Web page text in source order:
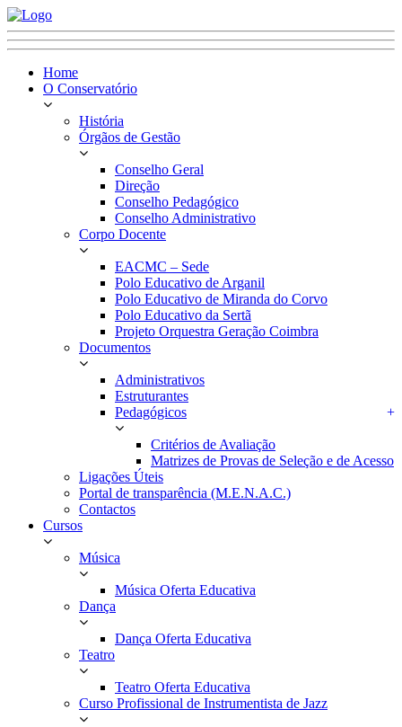
Home
O Conservatório
História
Órgãos de Gestão
Conselho Geral
Direção
Conselho Pedagógico
Conselho Administrativo
Corpo Docente
EACMC – Sede
Polo Educativo de Arganil
Polo Educativo de Miranda do Corvo
Polo Educativo da Sertã
Projeto Orquestra Geração Coimbra
Documentos
Administrativos
Estruturantes
Pedagógicos
+
Critérios de Avaliação
Matrizes de Provas de Seleção e de Acesso
Ligações Úteis
Portal de transparência (M.E.N.A.C.)
Contactos
Cursos
Música
Música Oferta Educativa
Dança
Dança Oferta Educativa
Teatro
Teatro Oferta Educativa
Curso Profissional de Instrumentista de Jazz